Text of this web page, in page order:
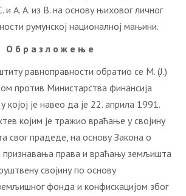
и А. А. из В. на основу њиховог личног
румунској националној мањини.
О б р а з л о ж е њ е
равноправности обратио се М. (Ј.)
против Министарства финансија
којој је навео да је 22. априла 1991.
којим је тражио враћање у својину
свог прадеде, на основу Закона о
признавања права и враћању земљишта
својину по основу
фонда и конфискацијом због